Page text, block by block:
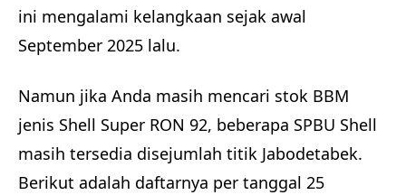
ini mengalami kelangkaan sejak awal
September 2025 lalu.
Namun jika Anda masih mencari stok BBM
jenis Shell Super RON 92, beberapa SPBU Shell
masih tersedia disejumlah titik Jabodetabek.
Berikut adalah daftarnya per tanggal 25